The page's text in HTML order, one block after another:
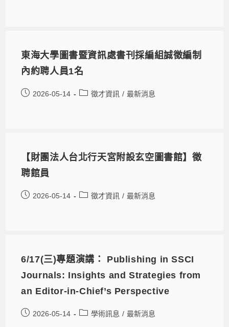
東海大學圖書暨資訊處書刊採編組誠徵編制
內約聘人員1名
2026-05-14 徵才資訊 / 最新消息
【財團法人台北行天宮附設玄空圖書館】徵
聘館員
2026-05-14 徵才資訊 / 最新消息
6/17(三)專題演講： Publishing in SSCI
Journals: Insights and Strategies from
an Editor-in-Chief’s Perspective
2026-05-14 學術訊息 / 最新消息